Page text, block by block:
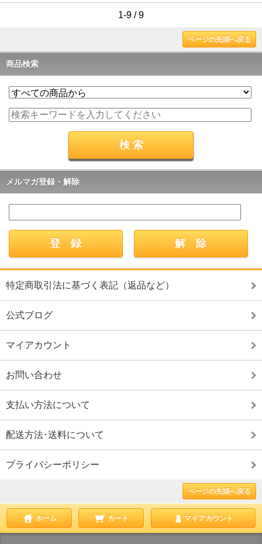
1-9 / 9
ページの先頭へ戻る
商品検索
メルマガ登録・解除
特定商取引法に基づく表記（返品など）
公式ブログ
マイアカウント
お問い合わせ
支払い方法について
配送方法･送料について
プライバシーポリシー
ページの先頭へ戻る
ホーム カート マイアカウント